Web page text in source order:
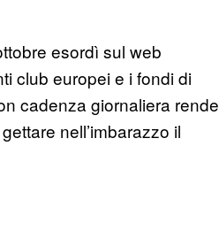
esordì sul web
club europei e i fondi di
cadenza giornaliera rende
nell’imbarazzo il